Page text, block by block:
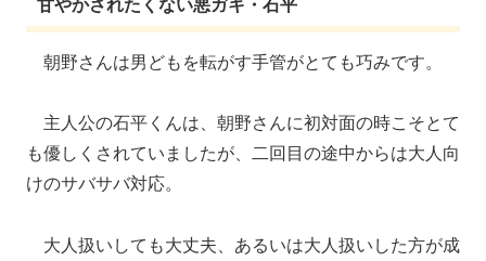
朝野さんは男どもを転がす手管がとても巧みです。
主人公の石平くんは、朝野さんに初対面の時こそとて
も優しくされていましたが、二回目の途中からは大人向
けのサバサバ対応。
大人扱いしても大丈夫、あるいは大人扱いした方が成